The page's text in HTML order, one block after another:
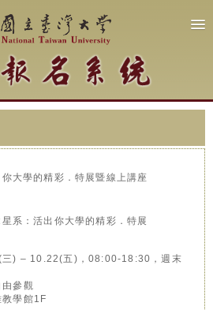
大學的精彩．特展暨線上講座
系：活出你大學的精彩．特展
– 10.22(五)，08:00-18:30，週末
參觀
學館1F